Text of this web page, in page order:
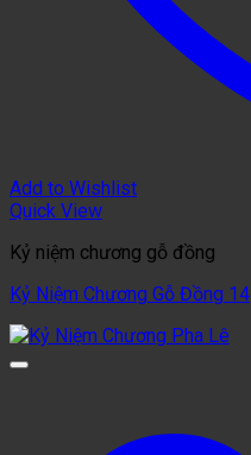
Add to Wishlist
Quick View
Kỷ niệm chương gỗ đồng
Kỷ Niệm Chương Gỗ Đồng 14